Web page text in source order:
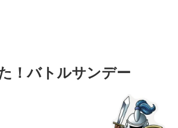
！バトルサンデー